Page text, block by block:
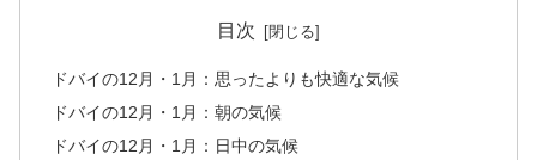
目次
ドバイの12月・1月：思ったよりも快適な気候
ドバイの12月・1月：朝の気候
ドバイの12月・1月：日中の気候